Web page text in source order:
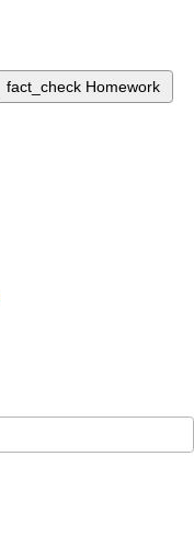
fact_check Homework